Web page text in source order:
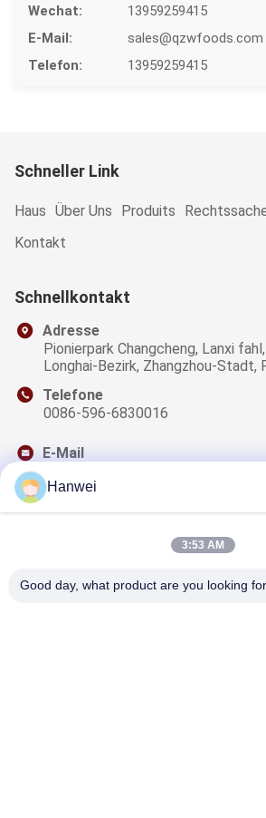
Wechat:
13959259415
E-Mail:
sales@qzwfoods.com
Telefon:
13959259415
Schneller Link
Haus Über Uns Produits
Kontakt
Schnellkontakt
Adresse
Pionierpark Changcheng, Lanxi
Longhai-Bezirk, Zhangzhou-Stadt,
Telefone
0086-596-6830016
E-Mail
Abonnieren Sie unseren Newsletter für
Hanwei
3:53 AM
Good day, what product are you looking